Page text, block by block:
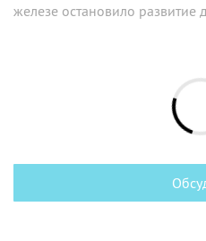
железе остановило развитие